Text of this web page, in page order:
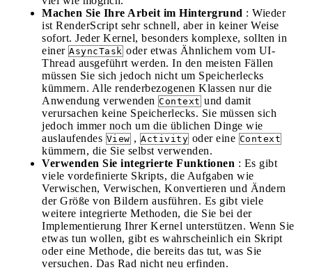
Machen Sie Ihre Arbeit im Hintergrund : Wieder
ist RenderScript sehr schnell, aber in keiner Weise
sofort. Jeder Kernel, besonders komplexe, sollten in
einer AsyncTask oder etwas Ähnlichem vom UI-
Thread ausgeführt werden. In den meisten Fällen
müssen Sie sich jedoch nicht um Speicherlecks
kümmern. Alle renderbezogenen Klassen nur die
Anwendung verwenden Context und damit
verursachen keine Speicherlecks. Sie müssen sich
jedoch immer noch um die üblichen Dinge wie
auslaufendes View , Activity oder eine Context
kümmern, die Sie selbst verwenden.
Verwenden Sie integrierte Funktionen : Es gibt
viele vordefinierte Skripts, die Aufgaben wie
Verwischen, Verwischen, Konvertieren und Ändern
der Größe von Bildern ausführen. Es gibt viele
weitere integrierte Methoden, die Sie bei der
Implementierung Ihrer Kernel unterstützen. Wenn Sie
etwas tun wollen, gibt es wahrscheinlich ein Skript
oder eine Methode, die bereits das tut, was Sie
versuchen. Das Rad nicht neu erfinden.